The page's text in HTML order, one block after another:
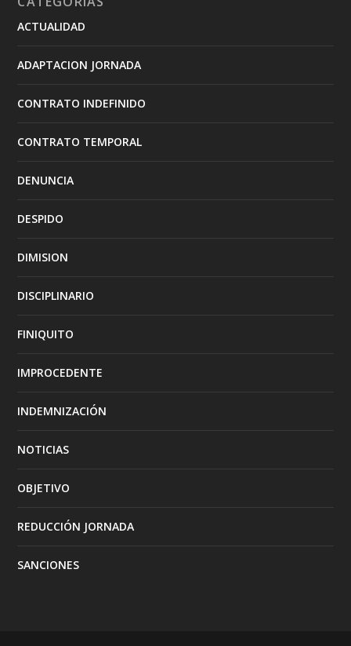
ACTUALIDAD
ADAPTACION JORNADA
CONTRATO INDEFINIDO
CONTRATO TEMPORAL
DENUNCIA
DESPIDO
DIMISION
DISCIPLINARIO
FINIQUITO
IMPROCEDENTE
INDEMNIZACIÓN
NOTICIAS
OBJETIVO
REDUCCIÓN JORNADA
SANCIONES